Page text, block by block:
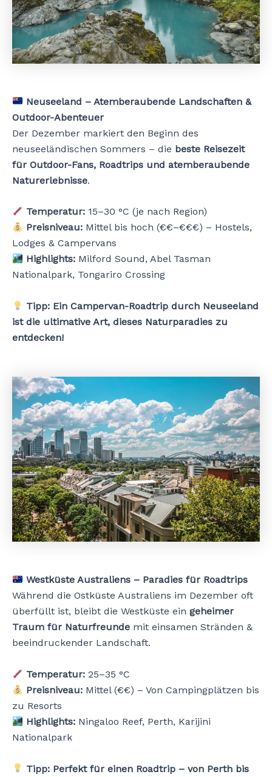
Neuseeland – Atemberaubende Landschaften &
Outdoor-Abenteuer
Der Dezember markiert den Beginn des
neuseeländischen Sommers – die beste Reisezeit
für Outdoor-Fans, Roadtrips und atemberaubende
Naturerlebnisse.
Temperatur: 15–30 °C (je nach Region)
Preisniveau: Mittel bis hoch (€€–€€€) – Hostels,
Lodges & Campervans
Highlights: Milford Sound, Abel Tasman
Nationalpark, Tongariro Crossing
Tipp: Ein Campervan-Roadtrip durch Neuseeland
ist die ultimative Art, dieses Naturparadies zu
entdecken!
Westküste Australiens – Paradies für Roadtrips
Während die Ostküste Australiens im Dezember oft
überfüllt ist, bleibt die Westküste ein geheimer
Traum für Naturfreunde mit einsamen Stränden &
beeindruckender Landschaft.
Temperatur: 25–35 °C
Preisniveau: Mittel (€€) – Von Campingplätzen bis
zu Resorts
Highlights: Ningaloo Reef, Perth, Karijini
Nationalpark
Tipp: Perfekt für einen Roadtrip – von Perth bis